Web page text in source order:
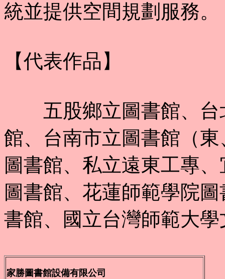
統並提供空間規劃服務。
【代表作品】
五股鄉立圖書館、台
館、台南市立圖書館（
圖書館、私立遠東工專
圖書館、花蓮師範學院
書館、國立台灣師範大
家勝圖書館設備有限公司